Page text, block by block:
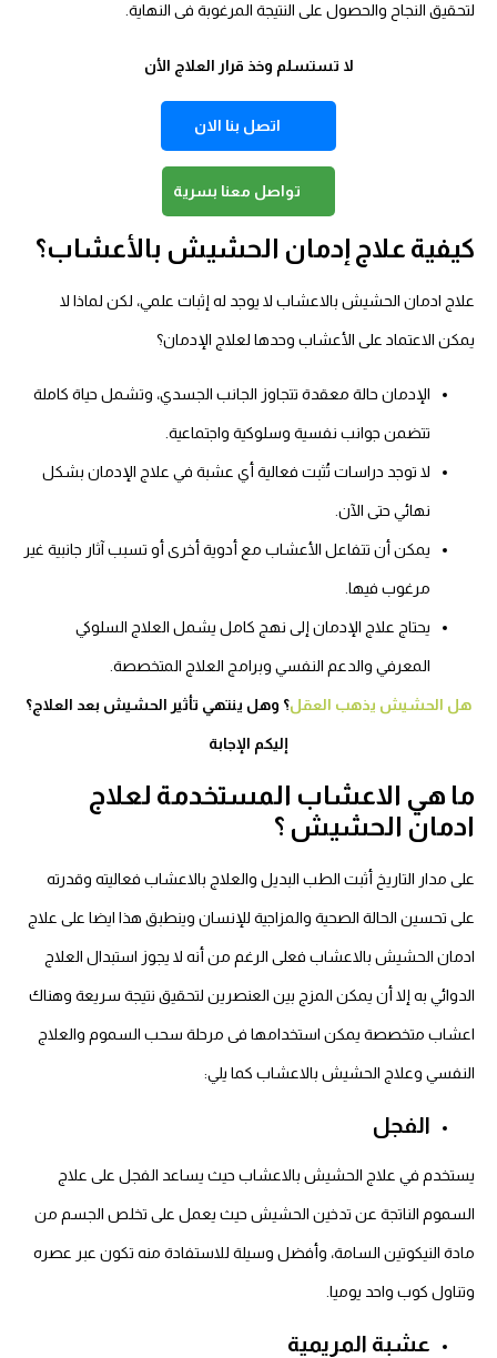
لتحقيق النجاح والحصول على النتيجة المرغوبة فى النهاية.
لا تستسلم وخذ قرار العلاج الأن
اتصل بنا الان
تواصل معنا بسرية
كيفية علاج إدمان الحشيش بالأعشاب؟
علاج ادمان الحشيش بالاعشاب لا يوجد له إثبات علمي، لكن لماذا لا
يمكن الاعتماد على الأعشاب وحدها لعلاج الإدمان؟
الإدمان حالة معقدة تتجاوز الجانب الجسدي، وتشمل حياة كاملة
تتضمن جوانب نفسية وسلوكية واجتماعية.
لا توجد دراسات تُثبت فعالية أي عشبة في علاج الإدمان بشكل
نهائي حتى الآن.
يمكن أن تتفاعل الأعشاب مع أدوية أخرى أو تسبب آثار جانبية غير
مرغوب فيها.
يحتاج علاج الإدمان إلى نهج كامل يشمل العلاج السلوكي
المعرفي والدعم النفسي وبرامج العلاج المتخصصة.
هل الحشيش يذهب العقل؟ وهل ينتهي تأثير الحشيش بعد العلاج؟
إليكم الإجابة
ما هي الاعشاب المستخدمة لعلاج
ادمان الحشيش ؟
على مدار التاريخ أثبت الطب البديل والعلاج بالاعشاب فعاليته وقدرته
على تحسين الحالة الصحية والمزاجية للإنسان وينطبق هذا ايضا على علاج
ادمان الحشيش بالاعشاب فعلى الرغم من أنه لا يجوز استبدال العلاج
الدوائي به إلا أن يمكن المزج بين العنصرين لتحقيق نتيجة سريعة وهناك
اعشاب متخصصة يمكن استخدامها فى مرحلة سحب السموم والعلاج
النفسي وعلاج الحشيش بالاعشاب كما يلي:
الفجل
يستخدم في علاج الحشيش بالاعشاب حيث يساعد الفجل على علاج
السموم الناتجة عن تدخين الحشيش حيث يعمل على تخلص الجسم من
مادة النيكوتين السامة، وأفضل وسيلة للاستفادة منه تكون عبر عصره
وتناول كوب واحد يوميا.
عشبة المريمية